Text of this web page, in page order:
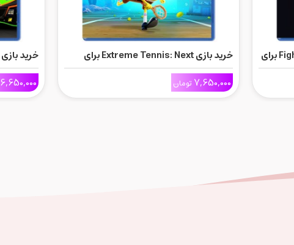
خرید بازی Fighting Force Collection برای
خرید بازی Extreme Tennis: Next برای
Ps5
7,650,000 تومان
برای Ps5
6,650,000